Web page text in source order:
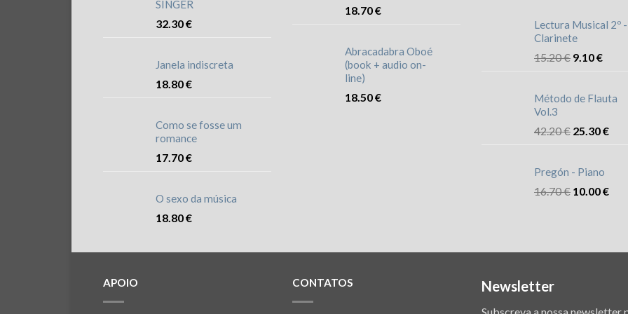
SINGER
32.30€
Janela indiscreta
18.80€
Como se fosse um
romance
17.70€
O sexo da música
18.80€
18.70€
Abracadabra Oboé
(book + audio on-
line)
18.50€
Lectura Musical 2º -
Clarinete
15.20€ 9.10€
Método de Flauta
Vol.3
42.20€ 25.30€
Pregón - Piano
16.70€ 10.00€
APOIO CONTATOS Newsletter